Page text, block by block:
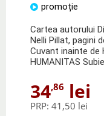
promoție
Cartea autorului
Nelli Pillat, pagini
Cuvant inainte de
HUMANITAS
34,86 lei
PRP: 41,50 lei